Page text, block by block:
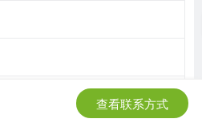
查看联系方式